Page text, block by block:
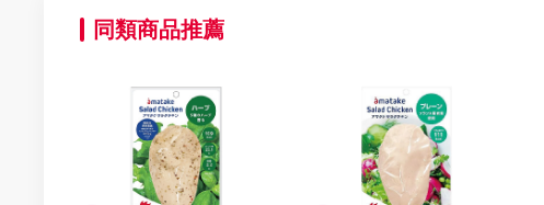
同類商品推薦